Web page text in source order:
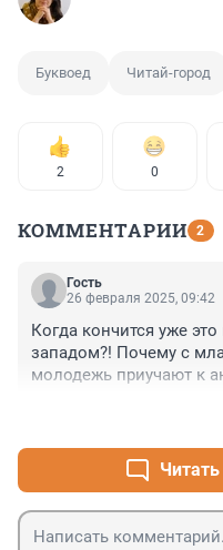
Буквоед Читай-город
2 0
КОММЕНТАРИИ 2
Гость
26 февраля 2025, 09:42
Когда кончится уже
западом?! Почему с
молодежь приучают к